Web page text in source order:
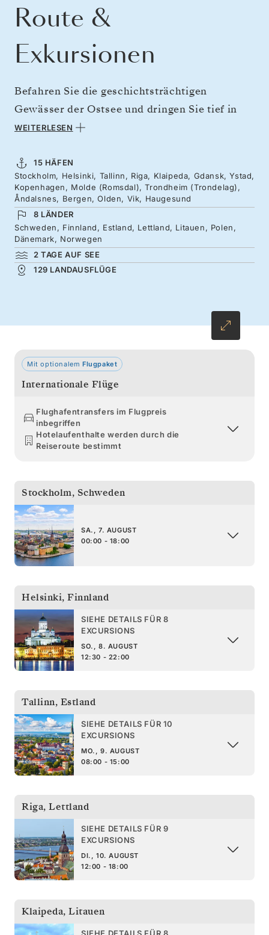
Route &
Exkursionen
Befahren Sie die geschichtsträchtigen
Gewässer der Ostsee und dringen Sie tief in
die norwegischen Fjorde vor, um Nordeuropa
Beginnen Sie Ihre Reise mit einer Woche
inmitten der stolzen Nationen des Baltikums –
von Stockholm bis Kopenhagen –, wo sich
Kirchtürme, moderne Skyline und
mittelalterliche Wachtürme sowie
Kopfsteinpflastergassen vermischen. Es folgen
zehn Tage mit dem Besten, was Norwegen zu
historische Städte wie Bergen, Ålesund und
Trondheim, bevor Ihre Reise in Kopenhagen
endet.
WEITERLESEN
15 HÄFEN
Stockholm, Helsinki, Tallinn, Riga, Klaipeda, Gdansk, Ystad,
Kopenhagen, Molde (Romsdal), Trondheim (Trondelag),
Åndalsnes, Bergen, Olden, Vik, Haugesund
8 LÄNDER
Schweden, Finnland, Estland, Lettland, Litauen, Polen,
Dänemark, Norwegen
2 TAGE AUF SEE
129 LANDAUSFLÜGE
Mit optionalem Flugpaket
Internationale Flüge
Flughafentransfers im Flugpreis
inbegriffen
Hotelaufenthalte werden durch die
Reiseroute bestimmt
Stockholm, Schweden
SA., 7. AUGUST
00:00 - 18:00
Helsinki, Finnland
SIEHE DETAILS FÜR 8
EXCURSIONS
SO., 8. AUGUST
12:30 - 22:00
Tallinn, Estland
SIEHE DETAILS FÜR 10
EXCURSIONS
MO., 9. AUGUST
08:00 - 15:00
Riga, Lettland
SIEHE DETAILS FÜR 9
EXCURSIONS
DI., 10. AUGUST
12:00 - 18:00
Klaipeda, Litauen
SIEHE DETAILS FÜR 8